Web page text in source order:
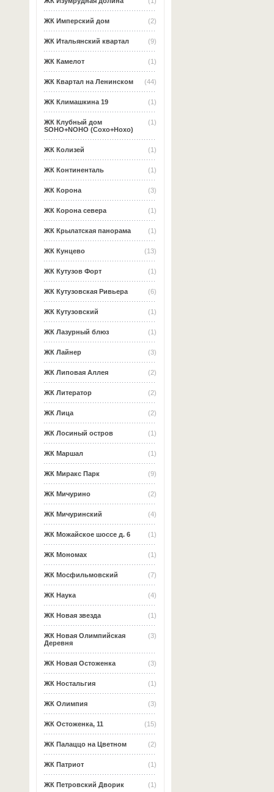
(2)
ЖК Имперский дом
(9)
ЖК Итальянский квартал
(1)
ЖК Камелот
(44)
ЖК Квартал на Ленинском
(1)
ЖК Климашкина 19
(1)
ЖК Клубный дом
SOHO+NOHO (Сохо+Нохо)
(1)
ЖК Колизей
(1)
ЖК Континенталь
(3)
ЖК Корона
(1)
ЖК Корона севера
(1)
ЖК Крылатская панорама
(13)
ЖК Кунцево
(1)
ЖК Кутузов Форт
(6)
ЖК Кутузовская Ривьера
(1)
ЖК Кутузовский
(1)
ЖК Лазурный блюз
(3)
ЖК Лайнер
(2)
ЖК Липовая Аллея
(2)
ЖК Литератор
(2)
ЖК Лица
(1)
ЖК Лосиный остров
(1)
ЖК Маршал
(9)
ЖК Миракс Парк
(2)
ЖК Мичурино
(4)
ЖК Мичуринский
(1)
ЖК Можайское шоссе д. 6
(1)
ЖК Мономах
(7)
ЖК Мосфильмовский
(4)
ЖК Наука
(1)
ЖК Новая звезда
(3)
ЖК Новая Олимпийская
Деревня
(3)
ЖК Новая Остоженка
(1)
ЖК Ностальгия
(3)
ЖК Олимпия
(15)
ЖК Остоженка, 11
(2)
ЖК Палаццо на Цветном
(1)
ЖК Патриот
(1)
ЖК Петровский Дворик